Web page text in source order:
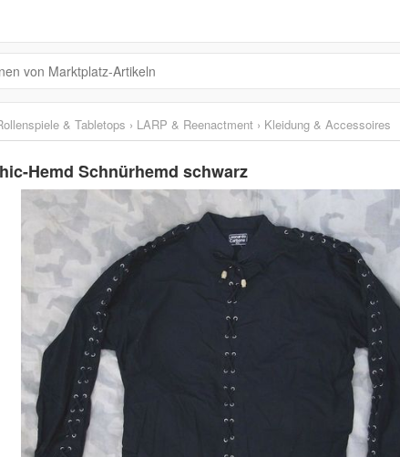
& Tabletops › LARP & Reenactment › Kleidung & Accessoires
Hemd Schnürhemd schwarz